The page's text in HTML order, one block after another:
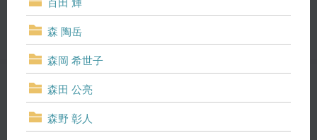
百田 輝
森 陶岳
森岡 希世子
森田 公亮
森野 彰人